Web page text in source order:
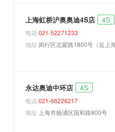
上海虹桥沪奥奥迪4S店 4S
电话021-52271233
地址 闵行区北翟路1800号（近上
永达奥迪中环店 4S
电话021-66226217
地址 上海市杨浦区国和路800号